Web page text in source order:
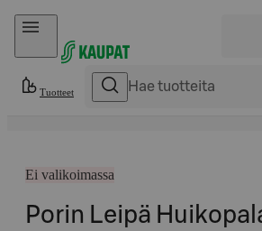
Hyppää sisältöön
Tuotteet
Ei valikoimassa
Porin Leipä